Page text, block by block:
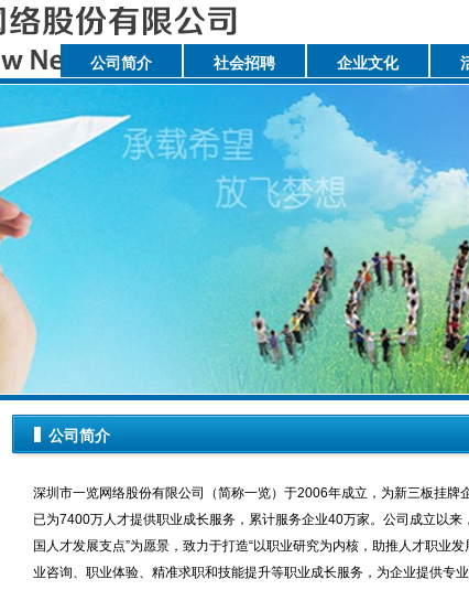
公司简介 社会招聘 企业文化
公司简介
深圳市一览网络股份有限公司（简称一览）于2006年成立，为新三板挂牌
已为7400万人才提供职业成长服务，累计服务企业40万家。公司成立以来
国人才发展支点”为愿景，致力于打造“以职业研究为内核，助推人才职业
业咨询、职业体验、精准求职和技能提升等职业成长服务，为企业提供专